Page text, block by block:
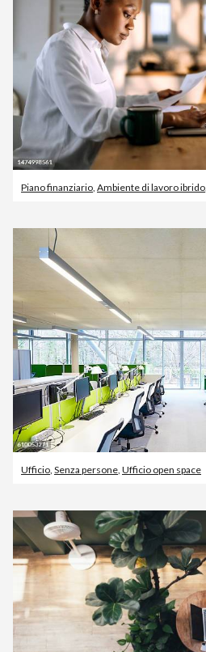
Piano finanziario Ambiente di lavoro ibrido
Ufficio, Senza persone, Ufficio open space